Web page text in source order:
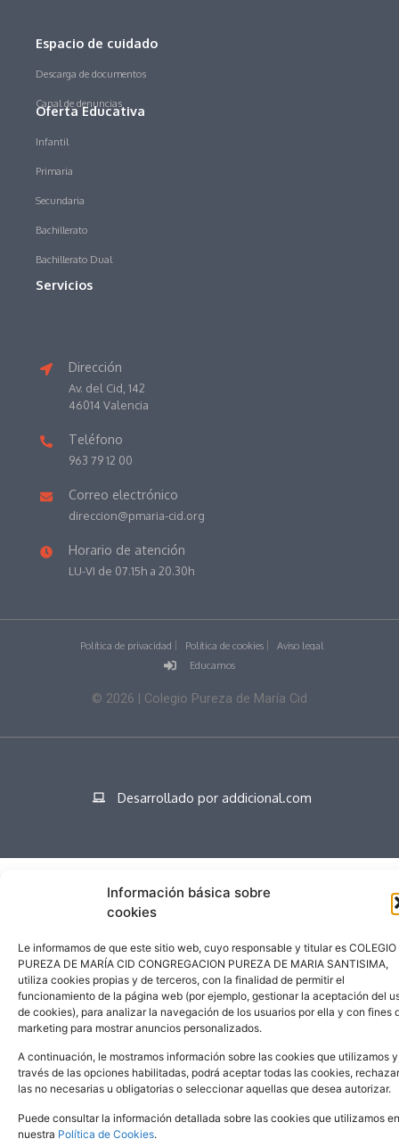
Información básica sobre
cookies
Le informamos de que este sitio web, cuyo responsable y titular es COLEGIO
PUREZA DE MARÍA CID CONGREGACION PUREZA DE MARIA SANTISIMA,
utiliza cookies propias y de terceros, con la finalidad de permitir el
funcionamiento de la página web (por ejemplo, gestionar la aceptación del
de cookies), para analizar la navegación de los usuarios por ella y con fines
marketing para mostrar anuncios personalizados.
A continuación, le mostramos información sobre las cookies que utilizamos
través de las opciones habilitadas, podrá aceptar todas las cookies, rechazar
las no necesarias u obligatorias o seleccionar aquellas que desea autorizar.
Puede consultar la información detallada sobre las cookies que utilizamos en
nuestra Política de Cookies.
Espacio de cuidado
Descarga de documentos
Canal de denuncias
Oferta Educativa
Infantil
Primaria
Secundaria
Bachillerato
Bachillerato Dual
Servicios
Dirección
Av. del Cid, 142
46014 Valencia
Teléfono
963 79 12 00
Correo electrónico
direccion@pmaria-cid.org
Horario de atención
LU-VI de 07.15h a 20.30h
Política de privacidad Política de cookies
Aviso legal
Educamos
© 2026 | Colegio Pureza de María Cid
Desarrollado por addicional.com